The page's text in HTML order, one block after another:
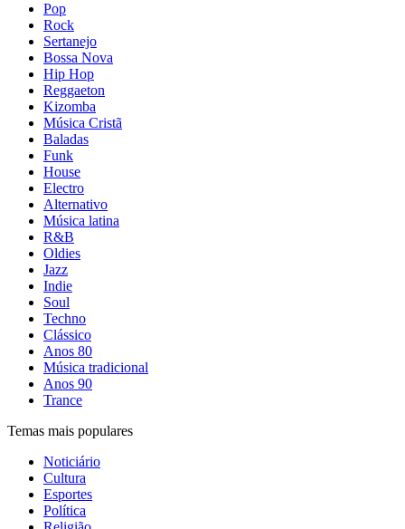
Pop
Rock
Sertanejo
Bossa Nova
Hip Hop
Reggaeton
Kizomba
Música Cristã
Baladas
Funk
House
Electro
Alternativo
Música latina
R&B
Oldies
Jazz
Indie
Soul
Techno
Clássico
Anos 80
Música tradicional
Anos 90
Trance
Temas mais populares
Noticiário
Cultura
Esportes
Política